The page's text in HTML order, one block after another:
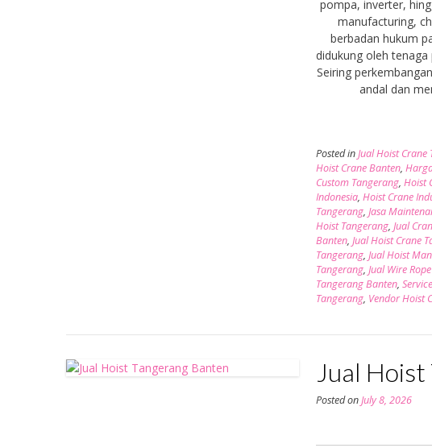
pompa, inverter,
manufacturing,
berbadan hukum
didukung oleh
Seiring
andal dan
Posted inJual Hoist
Hoist Crane Banten,
Custom Tangerang,Hoist
Indonesia,Hoist Crane
Tangerang,Jasa
Hoist Tangerang,Jual
Banten,Jual Hoist Crane
Tangerang,Jual Hoist
Tangerang,Jual Wire
Tangerang Banten,
Tangerang, Vendor Hoist
Jual Hoist
Posted onJuly 8, 2026